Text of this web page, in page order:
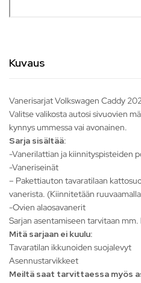
Kuvaus
Vanerisarjat Volkswagen Caddy
Valitse valikosta autosi sivuovien
kynnys ummessa vai avonainen.
Sarja sisältää:
-Vanerilattian ja kiinnityspisteiden
-Vaneriseinät
– Pakettiauton tavaratilaan
vanerista. (Kiinnitetään
-Ovien alaosavanerit
Sarjan asentamiseen tarvitaan mm.
Mitä sarjaan ei kuulu:
Tavaratilan ikkunoiden suojalevyt
Asennustarvikkeet
Meiltä saat tarvittaessa myös